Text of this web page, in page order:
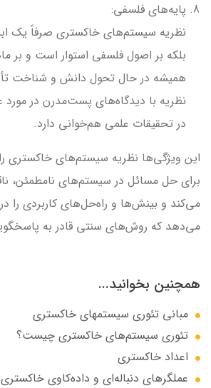
پایه‌های فلسفی:
نظریه سیستم‌های خاکستری صرفاً یک
بلکه بر اصول فلسفی استوار است و بر
همیشه در حال تحول دانش و شناخت
نظریه با دیدگاه‌های پست‌مدرن در
در تحقیقات علمی هم‌خوانی دارد.
این ویژگی‌ها نظریه سیستم‌های خاکستری
برای حل مسائل در سیستم‌های نامطمئن،
می‌کند و بینش‌ها و راه‌حل‌های کاربردی را
می‌دهد که روش‌های سنتی قادر به
همچنین بخوانید...
مبانی تئوری سیستمهای خاکستری
تئوری سیستم‌های خاکستری چیست؟
اعداد خاکستری
عملگرهای دنباله‌ای و داده‌کاوی خاکستری